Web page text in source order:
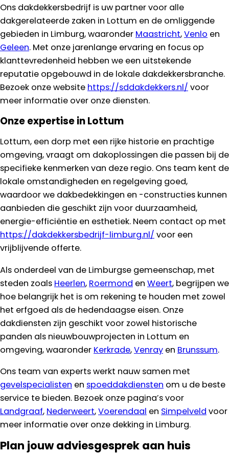
Ons dakdekkersbedrijf is uw partner voor alle
dakgerelateerde zaken in Lottum en de omliggende
gebieden in Limburg, waaronder Maastricht,Venlo en
Geleen. Met onze jarenlange ervaring en focus op
klanttevredenheid hebben we een uitstekende
reputatie opgebouwd in de lokale dakdekkersbranche.
Bezoek onze website https://sddakdekkers.nl/ voor
meer informatie over onze diensten.
Onze expertise in Lottum
Lottum, een dorp met een rijke historie en prachtige
omgeving, vraagt om dakoplossingen die passen bij de
specifieke kenmerken van deze regio. Ons team kent de
lokale omstandigheden en regelgeving goed,
waardoor we dakbedekkingen en -constructies kunnen
aanbieden die geschikt zijn voor duurzaamheid,
energie-efficiëntie en esthetiek. Neem contact op met
https://dakdekkersbedrijf-limburg.nl/ voor een
vrijblijvende offerte.
Als onderdeel van de Limburgse gemeenschap, met
steden zoals Heerlen, Roermond en Weert, begrijpen we
hoe belangrijk het is om rekening te houden met zowel
het erfgoed als de hedendaagse eisen. Onze
dakdiensten zijn geschikt voor zowel historische
panden als nieuwbouwprojecten in Lottum en
omgeving, waaronder Kerkrade,Venray en Brunssum.
Ons team van experts werkt nauw samen met
gevelspecialisten en spoeddakdiensten om u de beste
service te bieden. Bezoek onze pagina’s voor
Landgraaf, Nederweert,Voerendaal en Simpelveld voor
meer informatie over onze dekking in Limburg.
Plan jouw adviesgesprek aan huis